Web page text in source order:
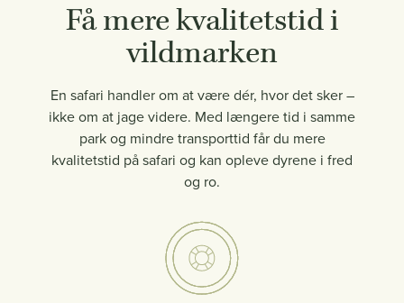
Få mere kvalitetstid i
vildmarken
En safari handler om at være dér, hvor det sker –
ikke om at jage videre. Med længere tid i samme
park og mindre transporttid får du mere
kvalitetstid på safari og kan opleve dyrene i fred
og ro.